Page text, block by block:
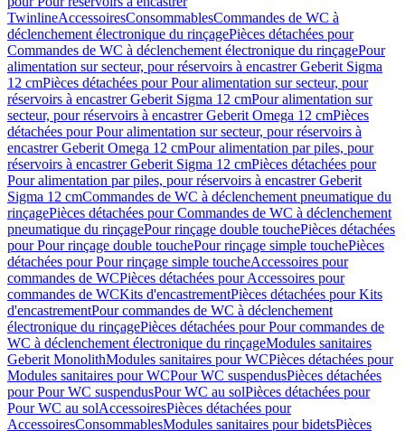
TwinlineAccessoiresConsommablesCommandes de WC à
déclenchement électronique du rinçagePièces détachées pour
Commandes de WC à déclenchement électronique du rinçagePour
alimentation sur secteur, pour réservoirs à encastrer Geberit Sigma
12 cmPièces détachées pour Pour alimentation sur secteur, pour
réservoirs à encastrer Geberit Sigma 12 cmPour alimentation sur
secteur, pour réservoirs à encastrer Geberit Omega 12 cmPièces
détachées pour Pour alimentation sur secteur, pour réservoirs à
encastrer Geberit Omega 12 cmPour alimentation par piles, pour
réservoirs à encastrer Geberit Sigma 12 cmPièces détachées pour
Pour alimentation par piles, pour réservoirs à encastrer Geberit
Sigma 12 cmCommandes de WC à déclenchement pneumatique du
rinçagePièces détachées pour Commandes de WC à déclenchement
pneumatique du rinçagePour rinçage double touchePièces détachées
pour Pour rinçage double touchePour rinçage simple touchePièces
détachées pour Pour rinçage simple toucheAccessoires pour
commandes de WCPièces détachées pour Accessoires pour
commandes de WCKits d'encastrementPièces détachées pour Kits
d'encastrementPour commandes de WC à déclenchement
électronique du rinçagePièces détachées pour Pour commandes de
WC à déclenchement électronique du rinçageModules sanitaires
Geberit MonolithModules sanitaires pour WCPièces détachées pour
Modules sanitaires pour WCPour WC suspendusPièces détachées
pour Pour WC suspendusPour WC au solPièces détachées pour
Pour WC au solAccessoiresPièces détachées pour
AccessoiresConsommablesModules sanitaires pour bidetsPièces